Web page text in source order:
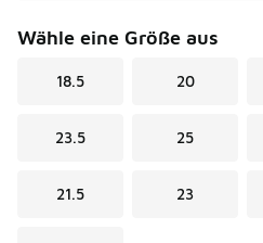
Wähle eine Größe aus
18.5 20
23.5 25
21.5 23